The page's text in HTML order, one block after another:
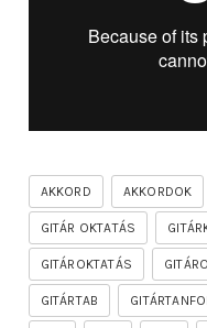
AKKORD AKKORDOK
GITÁR OKTATÁS
GITÁROKTATÁS
GITÁRTAB